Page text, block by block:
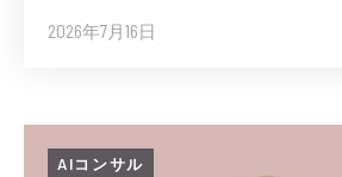
2026年7月16日
AIコンサル